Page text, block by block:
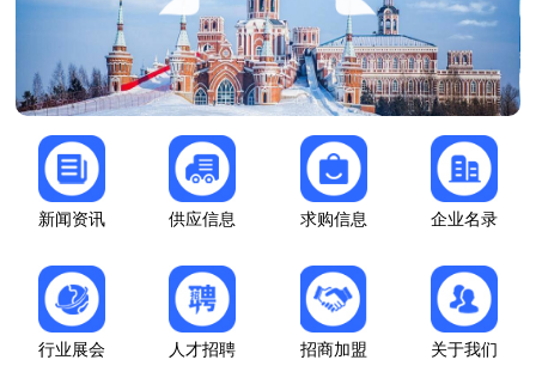
新闻资讯 供应信息 求购信息 企业名录
行业展会 人才招聘 招商加盟 关于我们